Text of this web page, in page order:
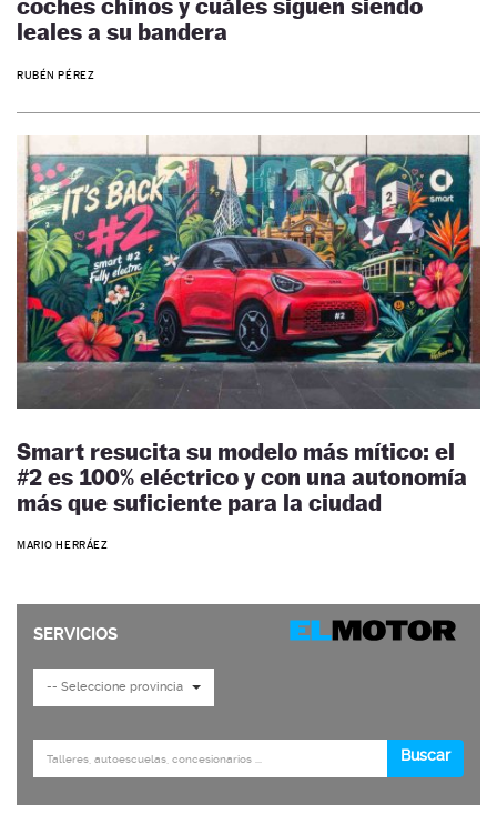
coches chinos y cuáles siguen siendo
leales a su bandera
RUBÉN PÉREZ
Smart resucita su modelo más mítico: el
#2 es 100% eléctrico y con una autonomía
más que suficiente para la ciudad
MARIO HERRÁEZ